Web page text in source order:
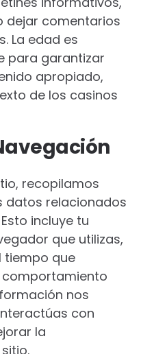
dejar comentarios
La edad es
para garantizar
apropiado,
de los casinos
recopilamos
relacionados
incluye tu
que utilizas,
tiempo que
comportamiento
nos
con
la